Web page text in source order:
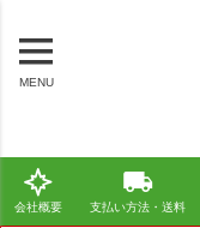
MENU
会社概要 支払い方法・送料